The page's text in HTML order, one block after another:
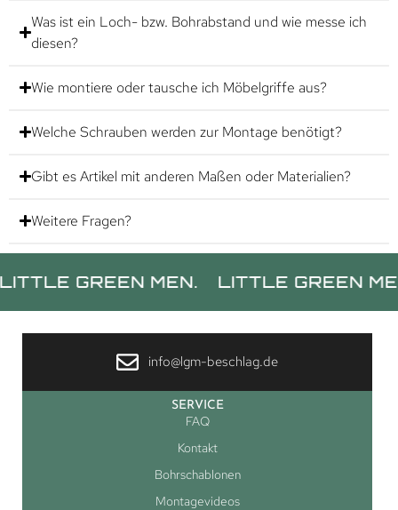
Was ist ein Loch- bzw. Bohrabstand und wie messe ich
diesen?
Wie montiere oder tausche ich Möbelgriffe aus?
Welche Schrauben werden zur Montage benötigt?
Gibt es Artikel mit anderen Maßen oder Materialien?
Weitere Fragen?
GREEN MEN. LITTLE GREEN MEN.
info@lgm-beschlag.de
SERVICE
FAQ
Kontakt
Bohrschablonen
Montagevideos